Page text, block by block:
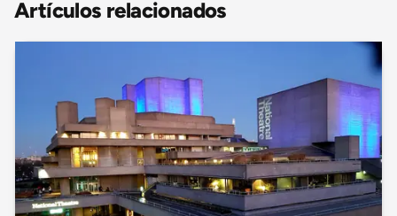
Artículos relacionados